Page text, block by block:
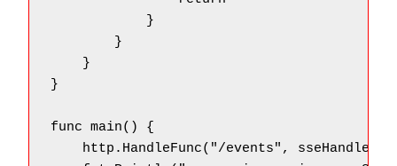
            }
        }
    }
}
func main() {
    http.HandleFunc("/events", sseHandler)